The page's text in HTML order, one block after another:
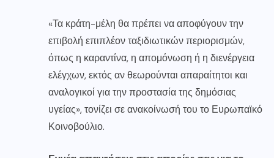
«Τα κράτη-μέλη θα πρέπει να αποφύγουν την
επιβολή επιπλέον ταξιδιωτικών περιορισμών,
όπως η καραντίνα, η απομόνωση ή η διενέργεια
ελέγχων, εκτός αν θεωρούνται απαραίτητοι και
αναλογικοί για την προστασία της δημόσιας
υγείας», τονίζει σε ανακοίνωσή του το Ευρωπαϊκό
Κοινοβούλιο.